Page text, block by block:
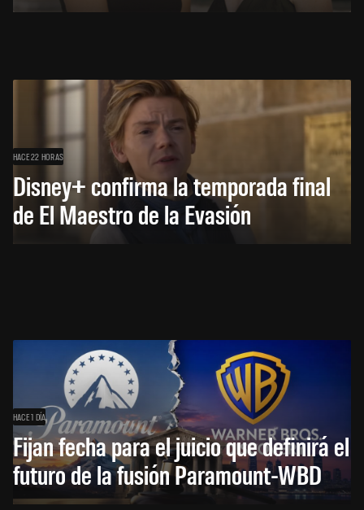
HACE 22 HORAS
Disney+ confirma la temporada final
de El Maestro de la Evasión
HACE 1 DÍA
Fijan fecha para el juicio que definirá el
futuro de la fusión Paramount-WBD